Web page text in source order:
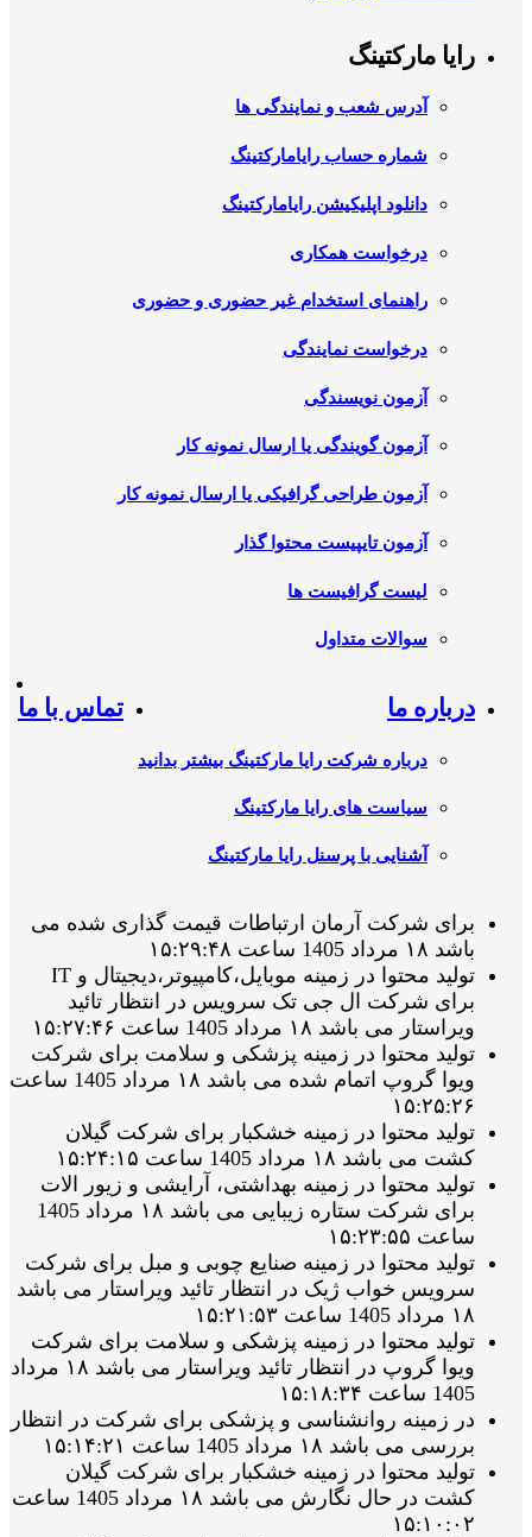
رایا مارکتینگ
آدرس شعب و نمایندگی ها
شماره حساب رایامارکتینگ
دانلود اپلیکیشن رایامارکتینگ
درخواست همکاری
راهنمای استخدام غیر حضوری و حضوری
درخواست نمایندگی
آزمون نویسندگی
آزمون گویندگی یا ارسال نمونه کار
آزمون طراحی گرافیکی یا ارسال نمونه کار
آزمون تایپیست محتوا گذار
لیست گرافیست ها
سوالات متداول
درباره ما
درباره شرکت رایا مارکتینگ بیشتر بدانید
سیاست های رایا مارکتینگ
آشنایی با پرسنل رایا مارکتینگ
تماس با ما
برای شرکت آرمان ارتباطات قیمت گذاری شده می
باشد ۱۸ مرداد 1405 ساعت ۱۵:۲۹:۴۸
تولید محتوا در زمینه موبایل،کامپیوتر،دیجیتال و IT
برای شرکت ال جی تک سرویس در انتظار تائید
ویراستار می باشد ۱۸ مرداد 1405 ساعت ۱۵:۲۷:۴۶
تولید محتوا در زمینه پزشکی و سلامت برای شرکت
ویوا گروپ اتمام شده می باشد ۱۸ مرداد 1405 ساعت
۱۵:۲۵:۲۶
تولید محتوا در زمینه خشکبار برای شرکت گیلان
کشت می باشد ۱۸ مرداد 1405 ساعت ۱۵:۲۴:۱۵
تولید محتوا در زمینه بهداشتی، آرایشی و زیور الات
برای شرکت ستاره زیبایی می باشد ۱۸ مرداد 1405
ساعت ۱۵:۲۳:۵۵
تولید محتوا در زمینه صنایع چوبی و مبل برای شرکت
سرویس خواب ژیک در انتظار تائید ویراستار می باشد
۱۸ مرداد 1405 ساعت ۱۵:۲۱:۵۳
تولید محتوا در زمینه پزشکی و سلامت برای شرکت
ویوا گروپ در انتظار تائید ویراستار می باشد ۱۸ مرداد
1405 ساعت ۱۵:۱۸:۳۴
در زمینه روانشناسی و پزشکی برای شرکت در انتظار
بررسی می باشد ۱۸ مرداد 1405 ساعت ۱۵:۱۴:۲۱
تولید محتوا در زمینه خشکبار برای شرکت گیلان
کشت در حال نگارش می باشد ۱۸ مرداد 1405 ساعت
۱۵:۱۰:۰۲